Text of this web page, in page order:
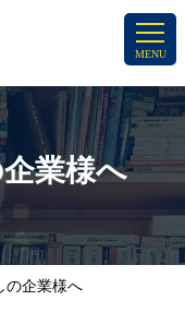
MENU
業様へ
の企業様へ